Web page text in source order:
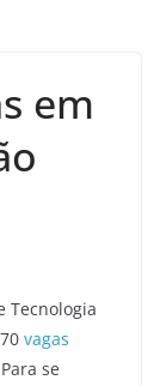
em
Tecnologia
vagas
se